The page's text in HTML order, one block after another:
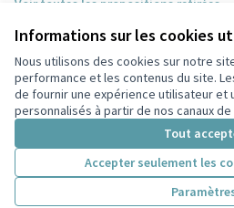
Informations sur les cookies
Nous utilisons des cookies sur notre
performance et les contenus du site.
de fournir une expérience utilisateur et
personnalisés à partir de nos canaux de
Tout
Accepter seulement les
Voir toutes les propositions retirées
Conditions d'utilisation
Paramètres des cookies
Participez Villeurbanne sur X
(Lien externe)
Participez Villeurbanne sur
Participez Villeurbanne sur
Participez Villeurbanne
(Lien externe)
Site réalisé grâce aulogiciel libre Decidim .